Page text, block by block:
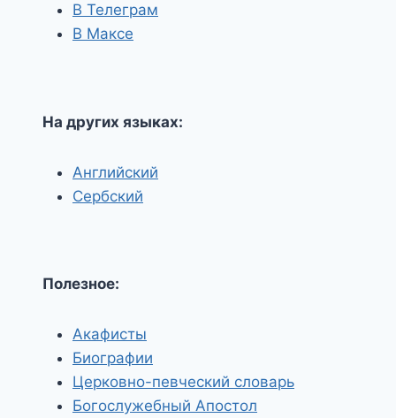
В Телеграм
В Максе
На других языках:
Английский
Сербский
Полезное:
Акафисты
Биографии
Церковно-певческий словарь
Богослужебный Апостол